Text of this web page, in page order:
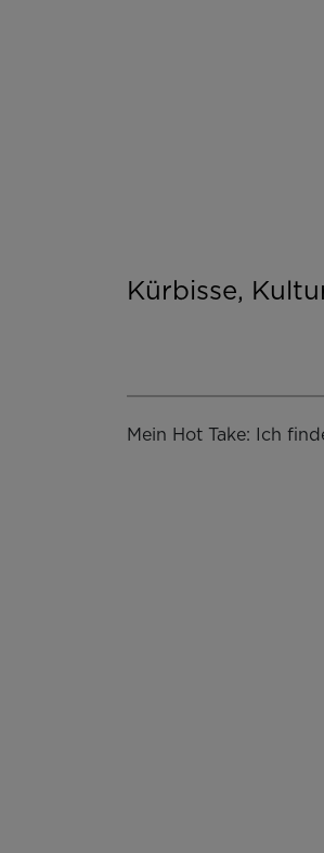
Kürbisse,
Mein Hot Take: Ich